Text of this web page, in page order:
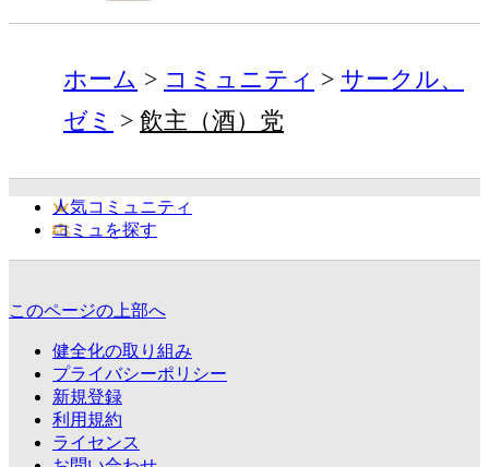
ホーム コミュニティ
サークル、
ゼミ
飲主（酒）党
人気コミュニティ
コミュを探す
このページの上部へ
健全化の取り組み
プライバシーポリシー
新規登録
利用規約
ライセンス